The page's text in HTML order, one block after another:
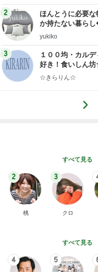
2
ほんとうに必要な
か持たない暮ら
ep Life Simple◆
yukiko
3
１００均・カルデ
好き！食いしん
らりん☆のブログ
☆きらりん☆
すべて見る
2
桃
3
クロ
すべて見る
4 5